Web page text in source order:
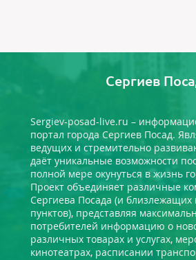
Сергиев
Sergiev-posad-live.ru –
портал города Сергиев Посад.
ведущих и стремительно
даёт уникальные возможности
полной мере окунуться в жизнь
Проект объединяет различные
Сергиева Посада (и близлежащих
пунктов), представляя
потребителей информацию о
различных товарах и услугах,
кинотеатрах, расписании